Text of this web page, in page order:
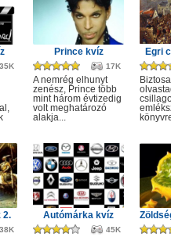
35K
Prince kvíz
17K
A nemrég elhunyt
zenész, Prince több
mint három évtizedig
volt meghatározó
alakja...
Egri
2.
38K
Autómárka kvíz
45K